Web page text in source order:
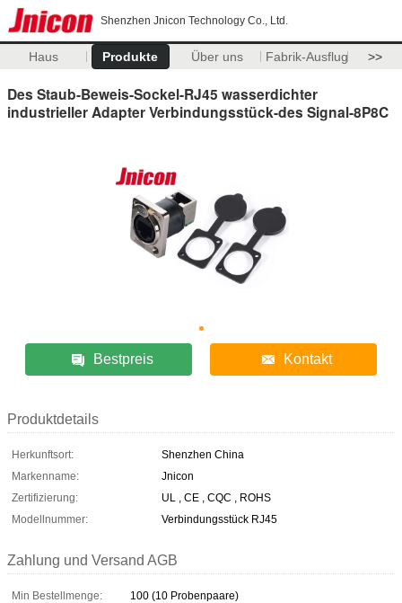
Shenzhen Jnicon Technology Co., Ltd.
Haus Produkte Über uns Fabrik-Ausflug >>
Des Staub-Beweis-Sockel-RJ45 wasserdichter
industrieller Adapter Verbindungsstück-des Signal-8P8C
Bestpreis Kontakt
Produktdetails
Herkunftsort:
Shenzhen China
Markenname:
Jnicon
Zertifizierung:
UL , CE , CQC , ROHS
Modellnummer:
Verbindungsstück RJ45
Zahlung und Versand AGB
Min Bestellmenge:
100 (10 Probenpaare)